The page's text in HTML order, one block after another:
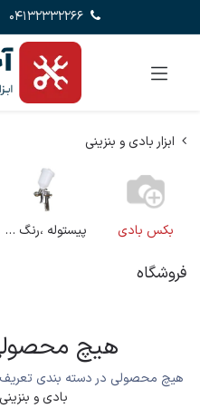
04132332266
ابزار بادی و بنزینی
بکس بادی پیستوله ،رنگ پاش
فروشگاه
هیچ
هیچ محصولی در دسته بندی
بادی و